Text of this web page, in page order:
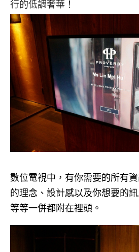
行的低調奢華！
數位電視中，有你需要的所有
的理念、設計感以及你想要的
等等一併都附在裡頭。